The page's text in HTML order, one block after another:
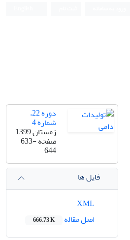
دوره 22،
شماره 4
زمستان 1399
صفحه633-
644
فایل ها
اصل مقاله
666.73 K